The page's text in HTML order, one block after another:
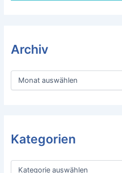
Archiv
A
Kategorien
K